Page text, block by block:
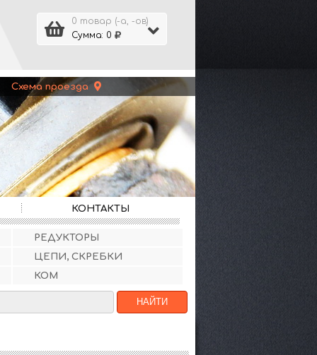
0 товар (-а, -ов)
Сумма: 0
Схема проезда
КОНТАКТЫ
РЕДУКТОРЫ
ЦЕПИ, СКРЕБКИ
КОМ